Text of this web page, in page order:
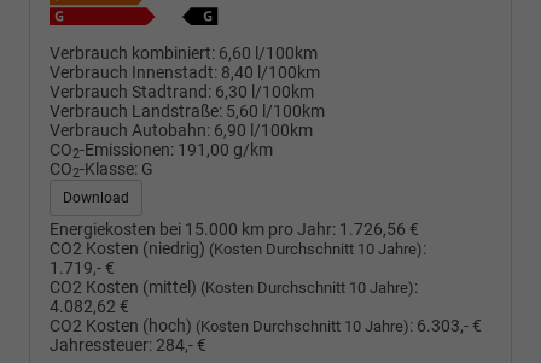
Verbrauch kombiniert: 6,60 l/100km
Verbrauch Innenstadt: 8,40 l/100km
Verbrauch Stadtrand: 6,30 l/100km
Verbrauch Landstraße: 5,60 l/100km
Verbrauch Autobahn: 6,90 l/100km
CO2-Emissionen: 191,00 g/km
CO2-Klasse: G
Download
Energiekosten bei 15.000 km pro Jahr: 1.726,56 €
CO2 Kosten (niedrig) (Kosten Durchschnitt 10 Jahre):
1.719,- €
CO2 Kosten (mittel) (Kosten Durchschnitt 10 Jahre):
4.082,62 €
CO2 Kosten (hoch) (Kosten Durchschnitt 10 Jahre): 6.303,- €
Jahressteuer: 284,- €